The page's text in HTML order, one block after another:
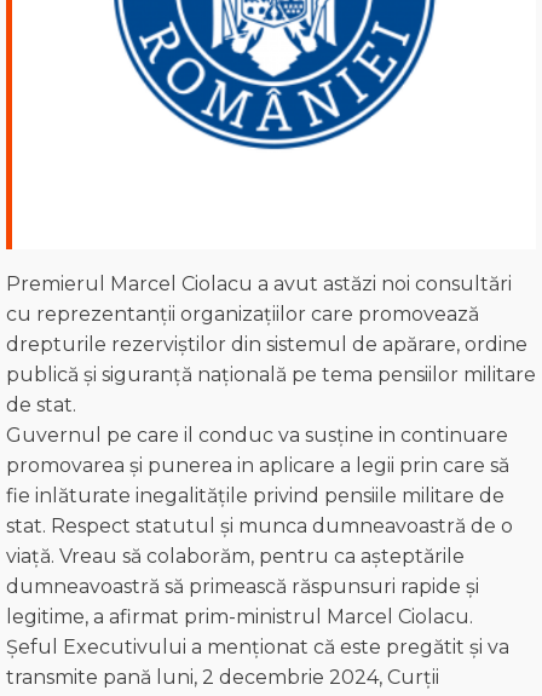
Premierul Marcel Ciolacu a avut astăzi noi consultări
cu reprezentanții organizațiilor care promovează
drepturile rezerviștilor din sistemul de apărare, ordine
publică și siguranță națională pe tema pensiilor militare
de stat.
Guvernul pe care il conduc va susține in continuare
promovarea și punerea in aplicare a legii prin care să
fie inlăturate inegalitățile privind pensiile militare de
stat. Respect statutul și munca dumneavoastră de o
viață. Vreau să colaborăm, pentru ca așteptările
dumneavoastră să primească răspunsuri rapide și
legitime, a afirmat prim-ministrul Marcel Ciolacu.
Șeful Executivului a menționat că este pregătit și va
transmite pană luni, 2 decembrie 2024, Curții